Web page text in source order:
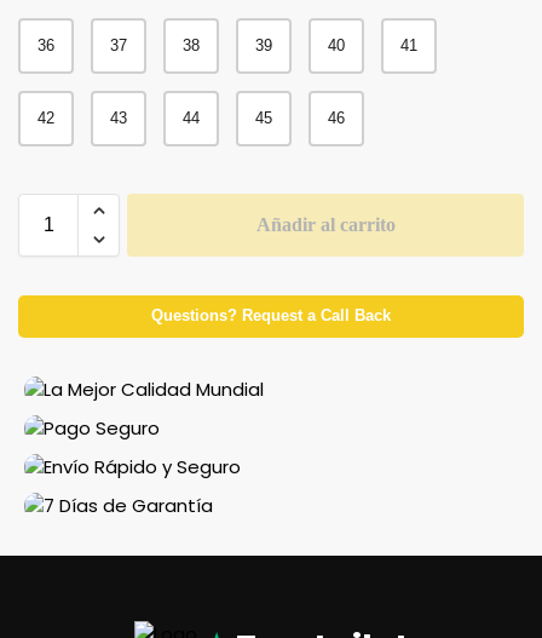
36 37 38 39 40 41
42 43 44 45 46
Añadir al carrito
Questions? Request a Call Back